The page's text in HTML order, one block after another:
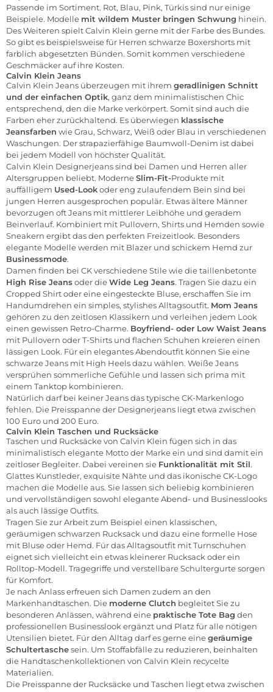
Passende im Sortiment. Rot, Blau, Pink, Türkis sind nur einige
Beispiele. Modelle mit wildem Muster bringen Schwung hinein.
Des Weiteren spielt Calvin Klein gerne mit der Farbe des Bundes.
So gibt es beispielsweise für Herren schwarze Boxershorts mit
farblich abgesetzten Bünden. Somit kommen verschiedene
Geschmäcker auf ihre Kosten.
Calvin Klein Jeans
Calvin Klein Jeans überzeugen mit ihrem geradlinigen Schnitt
und der einfachen Optik, ganz dem minimalistischen Chic
entsprechend, den die Marke verkörpert. Somit sind auch die
Farben eher zurückhaltend. Es überwiegen klassische
Jeansfarben wie Grau, Schwarz, Weiß oder Blau in verschiedenen
Waschungen. Der strapazierfähige Baumwoll-Denim ist dabei
bei jedem Modell von höchster Qualität.
Calvin Klein Designerjeans sind bei Damen und Herren aller
Altersgruppen beliebt. ModerneSlim-Fit-Produkte mit
auffälligem Used-Lookoder eng zulaufendem Bein sind bei
jungen Herren ausgesprochen populär. Etwas ältere Männer
bevorzugen oft Jeans mit mittlerer Leibhöhe und geradem
Beinverlauf. Kombiniert mit Pullovern, Shirts und Hemden sowie
Sneakern ergibt das den perfekten Freizeitlook. Besonders
elegante Modelle werden mit Blazer und schickem Hemd zur
Businessmode.
Damen finden bei CK verschiedene Stile wie die taillenbetonte
High Rise Jeansoder dieWide Leg Jeans. Tragen Sie dazu ein
Cropped Shirt oder eine eingesteckte Bluse, erschaffen Sie im
Handumdrehen ein simples, stylishes Alltagsoutfit. Mom Jeans
gehören zu den zeitlosen Klassikern und verleihen jedem Look
einen gewissen Retro-Charme. Boyfriend- oder Low Waist Jeans
mit Pullovern oder T-Shirts und flachen Schuhen kreieren einen
lässigen Look. Für ein elegantes Abendoutfit können Sie eine
schwarze Jeans mit High Heels dazu wählen. Weiße Jeans
versprühen sommerliche Gefühle und lassen sich prima mit
einem Tanktop kombinieren.
Natürlich darf bei keiner Jeans das typische CK-Markenlogo
fehlen. Die Preisspanne der Designerjeans liegt etwa zwischen
100 Euro und 200 Euro.
Calvin Klein Taschen und Rucksäcke
Taschen und Rucksäcke von Calvin Klein fügen sich in das
minimalistisch elegante Motto der Marke ein und sind damit ein
zeitloser Begleiter. Dabei vereinen sie Funktionalität mit Stil.
Glattes Kunstleder, exquisite Nähte und das ikonische CK-Logo
machen die Modelle aus. Sie lassen sich beliebig kombinieren
und vervollständigen sowohl elegante Abend- und Businesslooks
als auch lässige Outfits.
Tragen Sie zur Arbeit zum Beispiel einen klassischen,
geräumigen schwarzen Rucksack und dazu eine formelle Hose
mit Bluse oder Hemd. Für das Alltagsoutfit mit Turnschuhen
eignet sich vielleicht ein etwas kleinerer Rucksack oder ein
Rolltop-Modell. Tragegriffe und verstellbare Schultergurte sorgen
für Komfort.
Je nach Anlass erfreuen sich Damen zudem an den
Markenhandtaschen. Die moderne Clutch begleitet Sie zu
besonderen Anlässen, während eine praktische Tote Bag den
professionellen Businesslook ergänzt und Platz für alle nötigen
Utensilien bietet. Für den Alltag darf es gerne einegeräumige
Schultertaschesein. Um Stoffabfälle zu reduzieren, beinhalten
die Handtaschenkollektionen von Calvin Klein recycelte
Materialien.
Die Preisspanne der Rucksäcke und Taschen liegt etwa zwischen